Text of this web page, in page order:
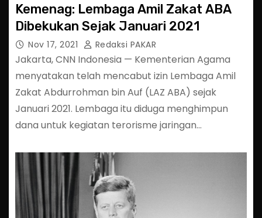
Kemenag: Lembaga Amil Zakat ABA
Dibekukan Sejak Januari 2021
Nov 17, 2021 Redaksi PAKAR
Jakarta, CNN Indonesia — Kementerian Agama
menyatakan telah mencabut izin Lembaga Amil
Zakat Abdurrohman bin Auf (LAZ ABA) sejak
Januari 2021. Lembaga itu diduga menghimpun
dana untuk kegiatan terorisme jaringan…